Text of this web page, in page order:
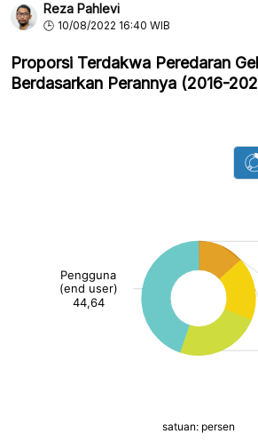
Reza Pahlevi
10/08/2022 16:40 WIB
Proporsi Terdakwa Peredaran
Berdasarkan Perannya (2016-